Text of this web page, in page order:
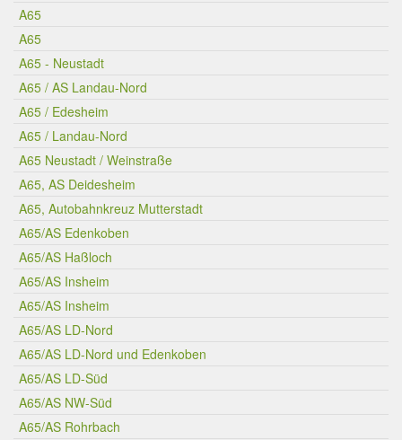
A65
A65
A65 - Neustadt
A65 / AS Landau-Nord
A65 / Edesheim
A65 / Landau-Nord
A65 Neustadt / Weinstraße
A65, AS Deidesheim
A65, Autobahnkreuz Mutterstadt
A65/AS Edenkoben
A65/AS Haßloch
A65/AS Insheim
A65/AS Insheim
A65/AS LD-Nord
A65/AS LD-Nord und Edenkoben
A65/AS LD-Süd
A65/AS NW-Süd
A65/AS Rohrbach